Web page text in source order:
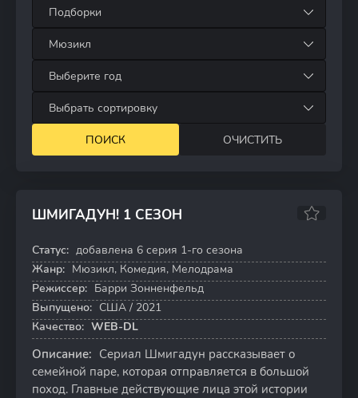
ШМИГАДУН! 1 СЕЗОН
6 серий
6.7 7.3
Статус: добавлена 6 серия 1-го сезона
Жанр: Мюзикл, Комедия, Мелодрама
Режиссер: Барри Зонненфельд
Выпущено: США / 2021
Качество: WEB-DL
Описание: Сериал Шмигадун рассказывает о
семейной паре, которая отправляется в большой
поход. Главные действующие лица этой истории